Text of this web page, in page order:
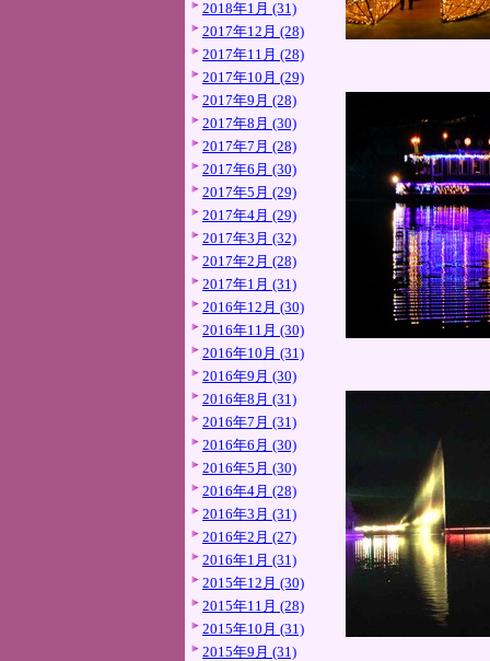
2018年1月 (31)
2017年12月 (28)
2017年11月 (28)
2017年10月 (29)
2017年9月 (28)
2017年8月 (30)
2017年7月 (28)
2017年6月 (30)
2017年5月 (29)
2017年4月 (29)
2017年3月 (32)
2017年2月 (28)
2017年1月 (31)
2016年12月 (30)
2016年11月 (30)
2016年10月 (31)
2016年9月 (30)
2016年8月 (31)
2016年7月 (31)
2016年6月 (30)
2016年5月 (30)
2016年4月 (28)
2016年3月 (31)
2016年2月 (27)
2016年1月 (31)
2015年12月 (30)
2015年11月 (28)
2015年10月 (31)
2015年9月 (31)